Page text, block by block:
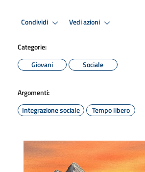
Condividi Vedi azioni
Categorie:
Giovani
Sociale
Argomenti:
Integrazione sociale
Tempo libero